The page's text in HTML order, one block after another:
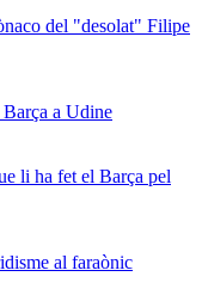
del "desolat" Filipe
a Udine
li ha fet el Barça pel
al faraònic